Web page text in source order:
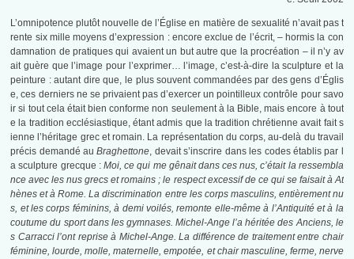
L’omnipotence plutôt nouvelle de l’Église en matière de sexualité n’avait pas t
rente six mille moyens d’expression : encore exclue de l’écrit, – hormis la con
damnation de pratiques qui avaient un but autre que la procréation – il n’y av
ait guère que l’image pour l’exprimer… l’image, c’est-à-dire la sculpture et la
peinture : autant dire que, le plus souvent commandées par des gens d’Églis
e, ces derniers ne se privaient pas d’exercer un pointilleux contrôle pour savo
ir si tout cela était bien conforme non seulement à la Bible, mais encore à tout
e la tradition ecclésiastique, étant admis que la tradition chrétienne avait fait s
ienne l’héritage grec et romain. La représentation du corps, au-delà du travail
précis demandé auBraghettone, devait s’inscrire dans les codes établis par l
a sculpture grecque : Moi, ce qui me gênait dans ces nus, c’était la ressembla
nce avec les nus grecs et romains ; le respect excessif de ce qui se faisait à At
hènes et à Rome. La discrimination entre les corps masculins, entièrement nu
s, et les corps féminins, à demi voilés, remonte elle-même à l’Antiquité et à la
coutume du sport dans les gymnases. Michel-Ange l’a héritée des Anciens, le
s Carracci l’ont reprise à Michel-Ange. La différence de traitement entre chair
féminine, lourde, molle, maternelle, empotée, et chair masculine, ferme, nerve